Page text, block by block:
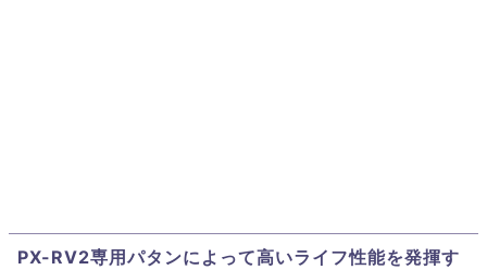
PX-RV2専用パタンによって高いライフ性能を発揮す